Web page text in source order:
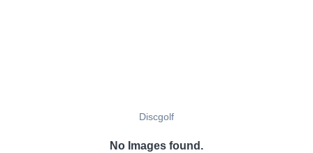
Discgolf
No Images found.